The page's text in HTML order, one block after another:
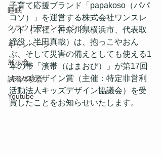
睡眠
クラウドファンディング
キャンペーン
展示会
試着体験会
Youtube
子育て応援ブランド「papakoso（パパ
コソ）」を運営する株式会社ワンスレ
ッド（本社：神奈川県横浜市、代表取
締役：半田真哉）は、抱っこやおん
ぶ、そして災害の備えとしても使える1
本の帯「濱帯（はまおび）」が第17回
キッズデザイン賞（主催：特定非営利
活動法人キッズデザイン協議会）を受
賞したことをお知らせいたします。